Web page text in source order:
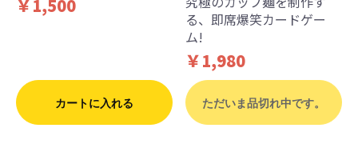
￥1,500
カートに入れる
る、即席爆笑カードゲー
ム!
￥1,980
ただいま品切れ中です。